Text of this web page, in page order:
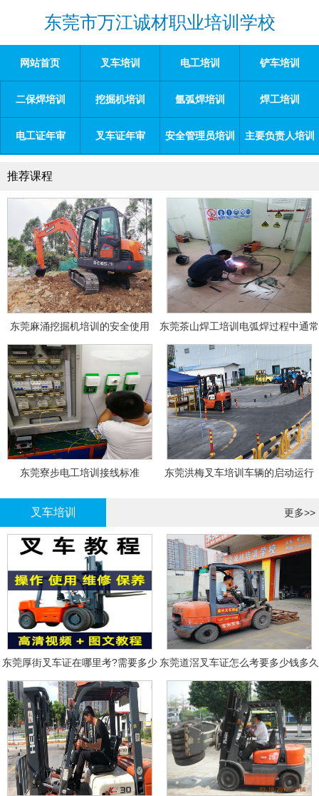
东莞市万江诚材职业培训学校
网站首页 叉车培训 电工培训 铲车培训
二保焊培训 挖掘机培训 氩弧焊培训 焊工培训
电工证年审 叉车证年审 安全管理员培训 主要负责人培训
推荐课程
东莞麻涌挖掘机培训的安全使用
东莞茶山焊工培训电弧焊过程中通常
会采取以下措施
东莞寮步电工培训接线标准 东莞洪梅叉车培训车辆的启动运行
叉车培训 更多>>
东莞厚街叉车证在哪里考?需要多少
钱?
东莞道滘叉车证怎么考要多少钱多久
拿证